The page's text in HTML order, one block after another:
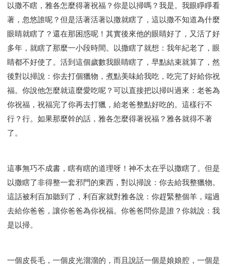
以撒不瞎，雅各怎麼得著祝福？你是以掃嗎？我是。我眼睜睜看
著，忽悠誰呢？但是活著活著以撒就瞎了，這以撒不知道為什麼
眼睛就瞎了？還在那困惑呢！其實後來他的眼睛好了，又活了好
多年，就瞎了那麼一小段時間。以撒瞎了就想：我年紀老了，眼
睛都不好使了。活到這個歲數我眼睛瞎了，早點結束就算了，然
後對以掃說：你去打個獵物，煮點美味給我吃，吃完了好給你祝
福。你說他怎麼就這麼愛吃呢？可以直接把以掃叫過來：老爸為
你祝福，祝福完了你再去打獵，給老爸整點好吃的。這樣行不
行？行。如果那麼幹的話，雅各怎麼得著祝福？雅各就得不著
了。
這事無巧不成書，瞎有瞎的道理呀！神不太在乎以撒瞎了。但是
以撒瞎了非得整一套邪門的東西，對以掃說：你去給我整獵物。
這話被利百加聽到了，利百家就對雅各說：你趕緊整個羊，端過
去給你爸爸，讓你爸爸為你祝福。你爸爸問你是誰？你就說：我
是以掃。
一個皮長毛，一個皮光溜溜的，而且說話一個是娘娘腔，一個是